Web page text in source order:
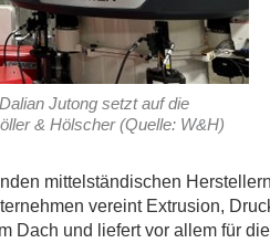
Jutong setzt auf die
& Hölscher (Quelle: W&H)
mittelständischen
vereint Extrusion,
Dach und liefert vor allem für die